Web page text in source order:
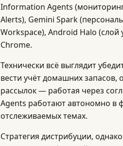
Information Agents
Alerts), Gemini Spark
Workspace), Android Halo (слой
Chrome.
Технически всё выглядит
вести учёт домашних
рассылок — работая через
Agents работают автономно в
отслеживаемых темах.
Стратегия дистрибуции,